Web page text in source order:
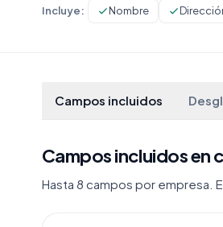
Incluye: Nombre
Campos incluidos
Campos incluidos en
Hasta 8 campos por empresa.